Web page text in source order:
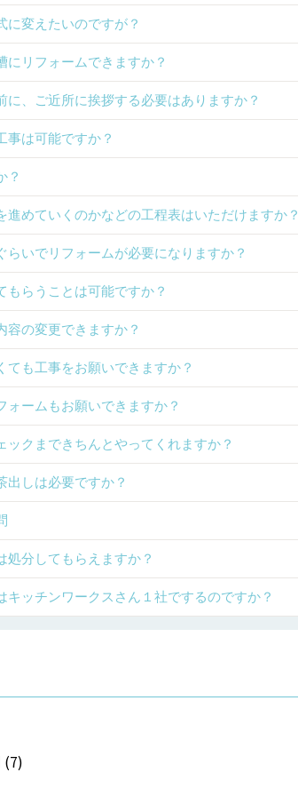
に変えたいのですが？
にリフォームできますか？
に、ご近所に挨拶する必要はありますか？
事は可能ですか？
？
進めていくのかなどの工程表はいただけますか？
らいでリフォームが必要になりますか？
もらうことは可能ですか？
容の変更できますか？
ても工事をお願いできますか？
ォームもお願いできますか？
ックまできちんとやってくれますか？
出しは必要ですか？
処分してもらえますか？
キッチンワークスさん１社でするのですか？
(7)